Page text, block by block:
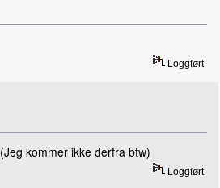
Loggført
kommer ikke derfra btw)
Loggført